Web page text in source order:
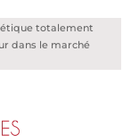
totalement
dans le marché